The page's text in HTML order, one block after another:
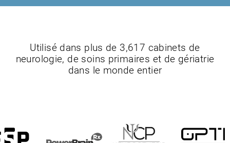
Utilisé dans plus de 3,617 cabinets de
neurologie, de soins primaires et de gériatrie
dans le monde entier